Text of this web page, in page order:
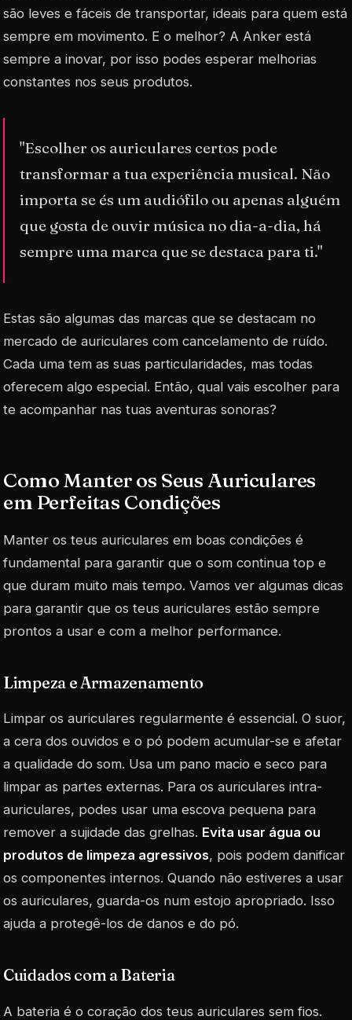
são leves e fáceis de transportar, ideais para quem está
sempre em movimento. E o melhor? A Anker está
sempre a inovar, por isso podes esperar melhorias
constantes nos seus produtos.
"Escolher os auriculares certos pode
transformar a tua experiência musical. Não
importa se és um audiófilo ou apenas alguém
que gosta de ouvir música no dia-a-dia, há
sempre uma marca que se destaca para ti."
Estas são algumas das marcas que se destacam no
mercado de auriculares com cancelamento de ruído.
Cada uma tem as suas particularidades, mas todas
oferecem algo especial. Então, qual vais escolher para
te acompanhar nas tuas aventuras sonoras?
Como Manter os Seus Auriculares
em Perfeitas Condições
Manter os teus auriculares em boas condições é
fundamental para garantir que o som continua top e
que duram muito mais tempo. Vamos ver algumas dicas
para garantir que os teus auriculares estão sempre
prontos a usar e com a melhor performance.
Limpeza e Armazenamento
Limpar os auriculares regularmente é essencial. O suor,
a cera dos ouvidos e o pó podem acumular-se e afetar
a qualidade do som. Usa um pano macio e seco para
limpar as partes externas. Para os auriculares intra-
auriculares, podes usar uma escova pequena para
remover a sujidade das grelhas. Evita usar água ou
produtos de limpeza agressivos, pois podem danificar
os componentes internos. Quando não estiveres a usar
os auriculares, guarda-os num estojo apropriado. Isso
ajuda a protegê-los de danos e do pó.
Cuidados com a Bateria
A bateria é o coração dos teus auriculares sem fios.